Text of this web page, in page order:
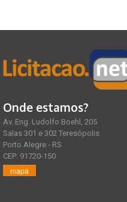
Onde estamos?
Av. Eng. Ludolfo Boehl, 205
Salas 301 e 302 Teresópolis
Porto Alegre - RS
CEP: 91720-150
mapa